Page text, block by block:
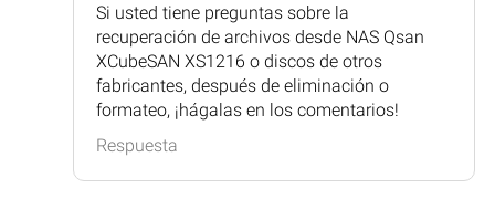
Si usted tiene preguntas sobre la
recuperación de archivos desde NAS Qsan
XCubeSAN XS1216 o discos de otros
fabricantes, después de eliminación o
formateo, ¡hágalas en los comentarios!
Respuesta